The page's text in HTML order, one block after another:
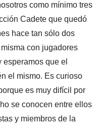
como mínimo tres
Cadete que quedó
hace tan sólo dos
con jugadores
que el
el mismo. Es curioso
es muy difícil por
se conocen entre ellos
y miembros de la